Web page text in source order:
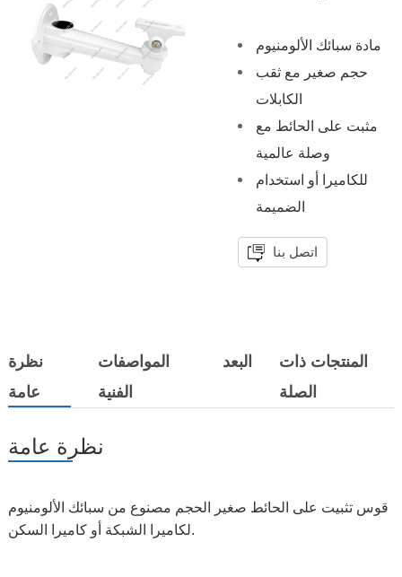
مادة سبائك الألومنيوم
حجم صغير مع ثقب
الكابلات
مثبت على الحائط مع
وصلة عالمية
للكاميرا أو استخدام
الضميمة
اتصل بنا
نظرة
عامة
المواصفات
الفنية
البعد
المنتجات ذات
الصلة
نظرة عامة
قوس تثبيت على الحائط صغير الحجم مصنوع من سبائك الألومنيوم
لكاميرا الشبكة أو كاميرا السكن.